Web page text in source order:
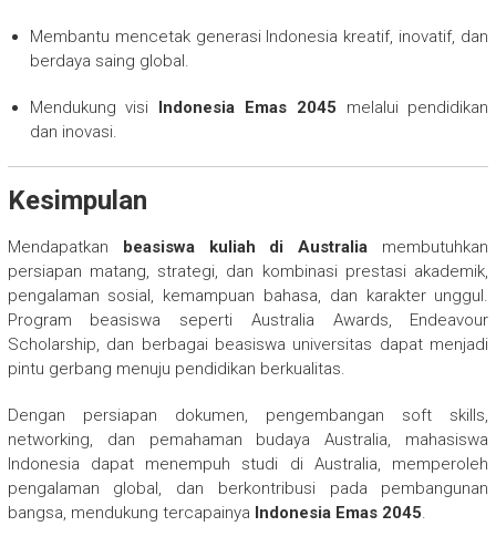
Membantu mencetak generasi Indonesia kreatif, inovatif, dan
berdaya saing global.
Mendukung visi Indonesia Emas 2045 melalui pendidikan
dan inovasi.
Kesimpulan
Mendapatkan beasiswa kuliah di Australia membutuhkan
persiapan matang, strategi, dan kombinasi prestasi akademik,
pengalaman sosial, kemampuan bahasa, dan karakter unggul.
Program beasiswa seperti Australia Awards, Endeavour
Scholarship, dan berbagai beasiswa universitas dapat menjadi
pintu gerbang menuju pendidikan berkualitas.
Dengan persiapan dokumen, pengembangan soft skills,
networking, dan pemahaman budaya Australia, mahasiswa
Indonesia dapat menempuh studi di Australia, memperoleh
pengalaman global, dan berkontribusi pada pembangunan
bangsa, mendukung tercapainya Indonesia Emas 2045.